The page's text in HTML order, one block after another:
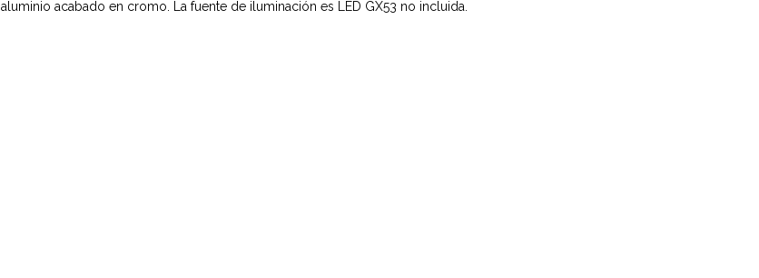
aluminio acabado en cromo. La fuente de iluminación es LED GX53 no incluida.